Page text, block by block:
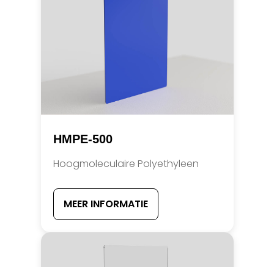
HMPE-500
Hoogmoleculaire Polyethyleen
MEER INFORMATIE